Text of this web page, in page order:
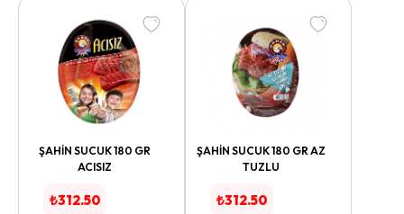
ŞAHİN SUCUK 180 GR
ACISIZ
₺312.50
ŞAHİN SUCUK 180 GR AZ
TUZLU
₺312.50